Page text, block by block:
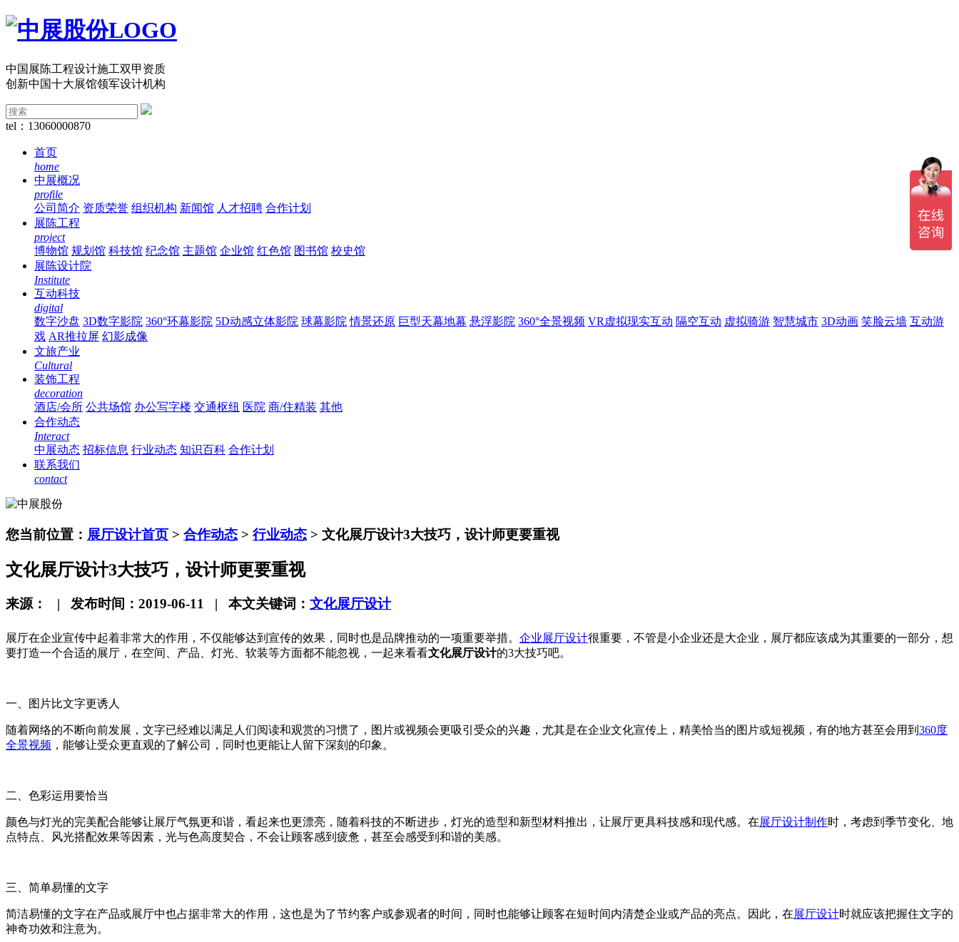
中国展陈工程设计施工双甲资质
创新中国十大展馆领军设计机构
tel：13060000870
首页
home
中展概况
profile
公司简介 资质荣誉 组织机构 新闻馆 人才招聘 合作计划
展陈工程
project
博物馆 规划馆 科技馆 纪念馆 主题馆 企业馆 红色馆 图书馆 校史馆
展陈设计院
Institute
互动科技
digital
数字沙盘 3D数字影院 360°环幕影院 5D动感立体影院 球幕影院 情景还原 巨型天幕地幕 悬浮影院 360°全景视频 VR虚拟现实互动 隔空互动 虚拟骑游 智慧城市 3D动画 笑脸云墙 互动游
戏 AR推拉屏 幻影成像
文旅产业
Cultural
装饰工程
decoration
酒店/会所 公共场馆 办公写字楼 交通枢纽 医院 商/住精装 其他
合作动态
Interact
中展动态 招标信息 行业动态 知识百科 合作计划
联系我们
contact
您当前位置： 展厅设计首页 > 合作动态 > 行业动态 > 文化展厅设计3大技巧，设计师更要重视
文化展厅设计3大技巧，设计师更要重视
来源： | 发布时间：2019-06-11 | 本文关键词： 文化展厅设计
展厅在企业宣传中起着非常大的作用，不仅能够达到宣传的效果，同时也是品牌推动的一项重要举措。 企业展厅设计很重要，不管是小企业还是大企业，展厅都应该成为其重要的一部分，想
要打造一个合适的展厅，在空间、产品、灯光、软装等方面都不能忽视，一起来看看文化展厅设计的3大技巧吧。
一、 图片比文字更诱人
随着网络的不断向前发展，文字已经难以满足人们阅读和观赏的习惯了，图片或视频会更吸引受众的兴趣，尤其是在企业文化宣传上，精美恰当的图片或短视频，有的地方甚至会用到 360度
全景视频 ，能够让受众更直观的了解公司，同时也更能让人留下深刻的印象。
二、 色彩运用要恰当
颜色与灯光的完美配合能够让展厅气氛更和谐，看起来也更漂亮，随着科技的不断进步，灯光的造型和新型材料推出，让展厅更具科技感和现代感。在展厅设计制作时，考虑到季节变化、地
点特点、风光搭配效果等因素，光与色高度契合，不会让顾客感到疲惫，甚至会感受到和谐的美感。
三、 简单易懂的文字
简洁易懂的文字在产品或展厅中也占据非常大的作用，这也是为了节约客户或参观者的时间，同时也能够让顾客在短时间内清楚企业或产品的亮点。因此，在展厅设计时就应该把握住文字的
神奇功效和注意为。